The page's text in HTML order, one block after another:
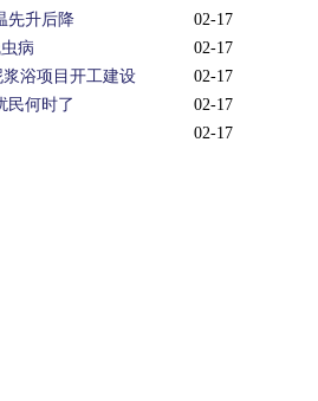
02-17
先升后降
02-17
病
02-17
浴项目开工建设
02-17
民何时了
02-17